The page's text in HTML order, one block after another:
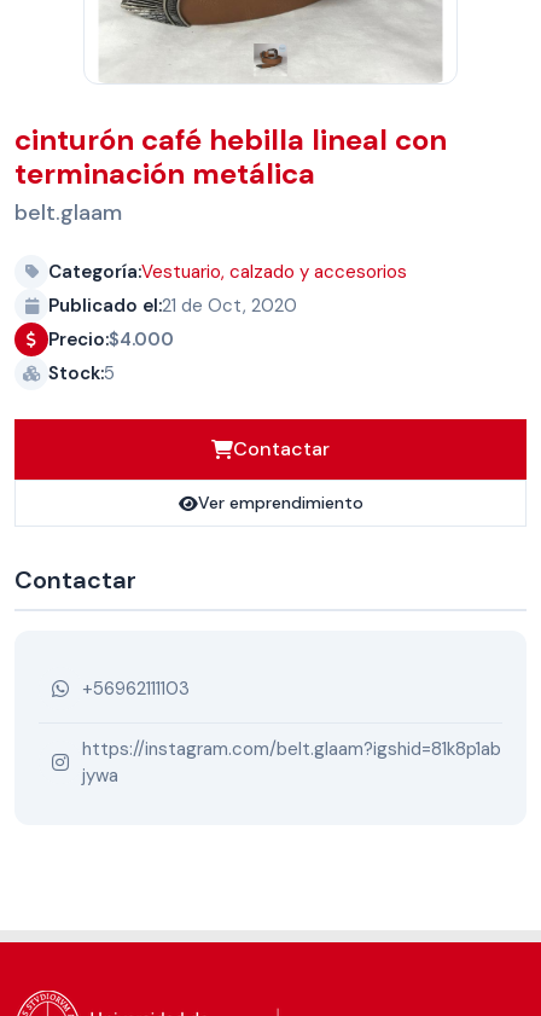
cinturón café hebilla lineal con
terminación metálica
belt.glaam
Categoría:Vestuario, calzado y accesorios
Publicado el:21 de Oct, 2020
Precio:$4.000
Stock:5
Contactar
Ver emprendimiento
Contactar
+56962111103
https://instagram.com/belt.glaam?igshid=81k8p1ab
jywa